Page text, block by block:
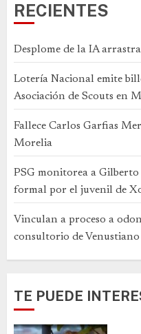
RECIENTES
Desplome de la IA
Lotería Nacional emite
Asociación de Scouts en
Fallece Carlos Garfias
Morelia
PSG monitorea a
formal por el juvenil de
Vinculan a proceso a
consultorio de
TE PUEDE